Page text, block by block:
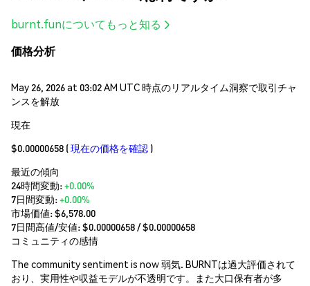
burnt.funについてもっと知る
価格分析
May 26, 2026 at 03:02 AM UTC 時点のリアルタイム洞察で取引チャ
ンスを解放
現在
$0.00000658 (現在の価格を確認 )
最近の傾向
24時間変動:+0.00%
7日間変動:+0.00%
市場価値:$6,578.00
7日間高値/安値: $0.00000658/ $0.00000658
コミュニティの感情
The community sentiment is now 弱気. BURNTは過大評価されて
おり、実用性や収益モデルが不透明です。また大口保有者が多